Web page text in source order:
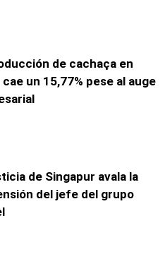
de cachaça en
cae un 15,77% pese al auge
de Singapur avala la
del jefe del grupo